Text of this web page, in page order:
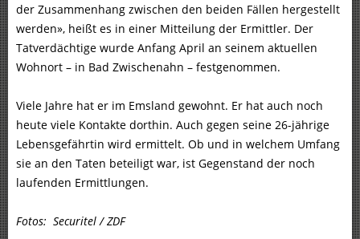
der Zusammenhang zwischen den beiden Fällen hergestellt
werden», heißt es in einer Mitteilung der Ermittler. Der
Tatverdächtige wurde Anfang April an seinem aktuellen
Wohnort – in Bad Zwischenahn – festgenommen.
Viele Jahre hat er im Emsland gewohnt. Er hat auch noch
heute viele Kontakte dorthin. Auch gegen seine 26-jährige
Lebensgefährtin wird ermittelt. Ob und in welchem Umfang
sie an den Taten beteiligt war, ist Gegenstand der noch
laufenden Ermittlungen.
Fotos: Securitel / ZDF